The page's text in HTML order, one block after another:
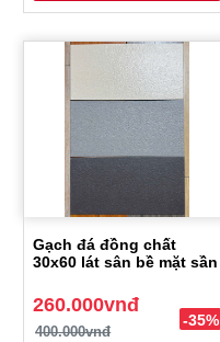
Gạch đá đồng chất
30x60 lát sân bề mặt sần
260.000vnđ
400.000vnđ
-35%